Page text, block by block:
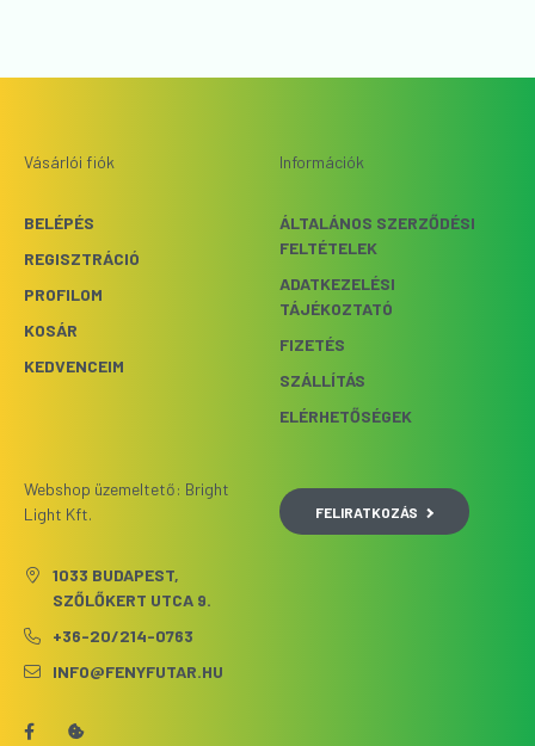
Vásárlói fiók
BELÉPÉS
REGISZTRÁCIÓ
PROFILOM
KOSÁR
KEDVENCEIM
Információk
ÁLTALÁNOS SZERZŐDÉSI
FELTÉTELEK
ADATKEZELÉSI
TÁJÉKOZTATÓ
FIZETÉS
SZÁLLÍTÁS
ELÉRHETŐSÉGEK
Webshop üzemeltető: Bright
Light Kft.
1033 BUDAPEST,
SZŐLŐKERT UTCA 9.
+36-20/214-0763
INFO@FENYFUTAR.HU
FELIRATKOZÁS